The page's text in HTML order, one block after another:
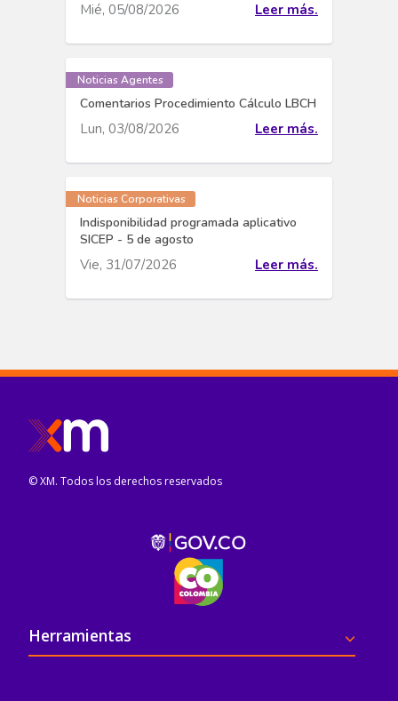
Mié, 05/08/2026 Leer más.
Noticias Agentes
Comentarios Procedimiento Cálculo LBCH
Lun, 03/08/2026 Leer más.
Noticias Corporativas
Indisponibilidad programada aplicativo
SICEP - 5 de agosto
Vie, 31/07/2026 Leer más.
© XM. Todos los derechos reservados
Pie de página
Herramientas